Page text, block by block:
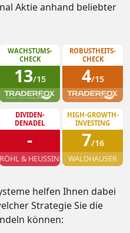
Aktie anhand beliebter
WACHSTUMS-
CHECK
13/15
ROBUSTHEITS-
CHECK
4/15
DIVIDEN-
DENADEL
-
RÖHL & HEUSSINGER
HIGH-GROWTH-
INVESTING
7/16
WALDHAUSER
helfen Ihnen dabei
Strategie Sie die
können: